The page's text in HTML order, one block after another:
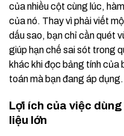
của nhiều cột cùng lúc,
của nó. Thay vì phải viết
dấu sao, bạn chỉ cần quét
giúp hạn chế sai sót trong
khác khi đọc bảng tính của
toán mà bạn đang áp dụng.
Lợi ích của việc
liệu lớn